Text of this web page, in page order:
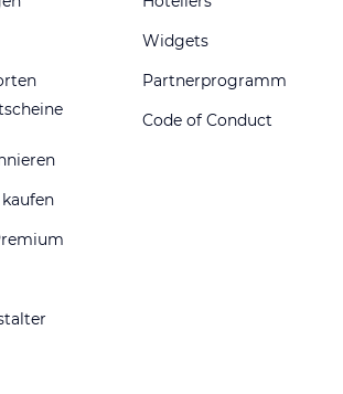
Widgets
Partnerprogramm
Code of Conduct